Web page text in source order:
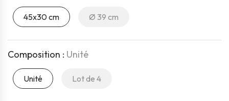
45x30 cm Ø 39 cm
Composition : Unité
Unité Lot de 4